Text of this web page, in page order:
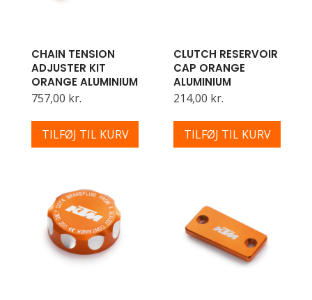
CHAIN TENSION
ADJUSTER KIT
ORANGE ALUMINIUM
757,00 kr.
TILFØJ TIL KURV
CLUTCH RESERVOIR
CAP ORANGE
ALUMINIUM
214,00 kr.
TILFØJ TIL KURV